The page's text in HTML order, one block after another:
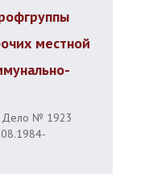
местной
Дело № 1923